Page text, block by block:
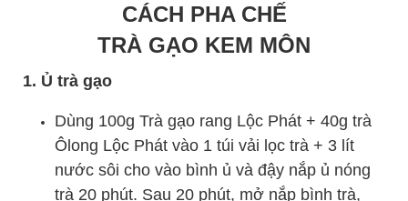
CÁCH PHA CHẾ
TRÀ GẠO KEM MÔN
1. Ủ trà gạo
Dùng 100g Trà gạo rang Lộc Phát + 40g trà
Ôlong Lộc Phát vào 1 túi vải lọc trà + 3 lít
nước sôi cho vào bình ủ và đậy nắp ủ nóng
trà 20 phút. Sau 20 phút, mở nắp bình trà,